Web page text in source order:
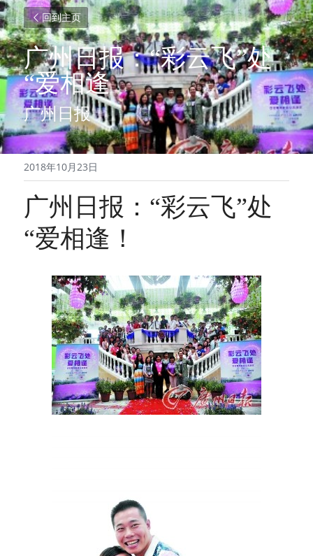
回到主页
广州日报：“彩云飞”处
“爱相逢
广州日报
2018年10月23日
广州日报：“彩云飞”处
“爱相逢！